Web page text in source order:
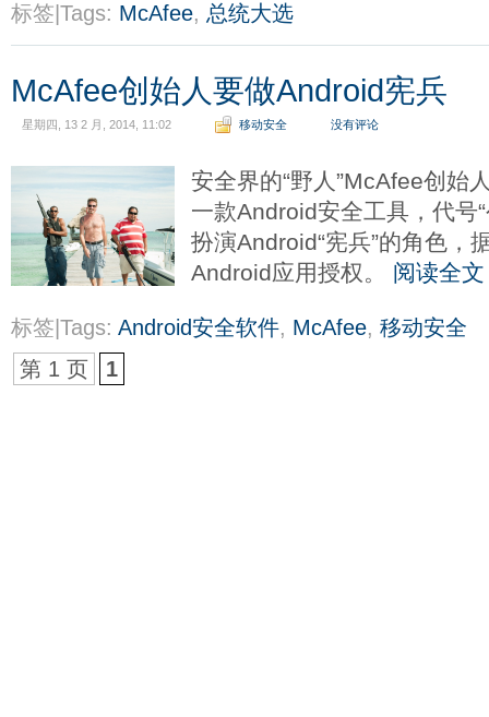
标签|Tags: McAfee, 总统大选
McAfee创始人要做Android宪兵
星期四, 13 2 月, 2014, 11:02 移动安全 没有评论
安全界的“野人”McAfee创始
一款Android安全工具，代号
扮演Android“宪兵”的角色，
Android应用授权。 阅读全文
标签|Tags: Android安全软件, McAfee, 移动安全
第 1 页
1